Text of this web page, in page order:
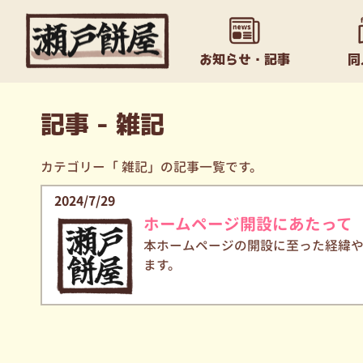
お知らせ・記事
記事 - 雑記
カテゴリー「 雑記」の記事一覧です。
2024/7/29
ホームページ開設に あたって
本ホームページの開設に至った経緯
ます。